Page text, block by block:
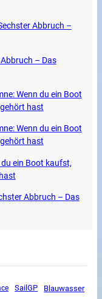
Abbruch –
– Das
Wenn du ein Boot
hast
Wenn du ein Boot
hast
ein Boot kaufst,
Abbruch – Das
SailGP Blauwasser